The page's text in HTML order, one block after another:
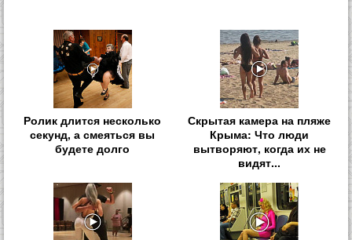
Ролик длится несколько
секунд, а смеяться вы
будете долго
Скрытая камера на пляже
Крыма: Что люди
вытворяют, когда их не
видят...